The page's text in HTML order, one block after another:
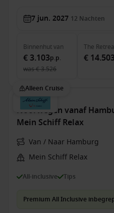
7 jun. 2027 12 Nachten
Binnenhutvan
€ 3.103p.p.
was€ 3.526
The
€ 14.503
Alleen Cruise
Noorwegen vanaf
Mein Schiff Relax
Van / Naar Hamburg
Mein Schiff Relax
All-inclusive Tips
Premium All Inclusive